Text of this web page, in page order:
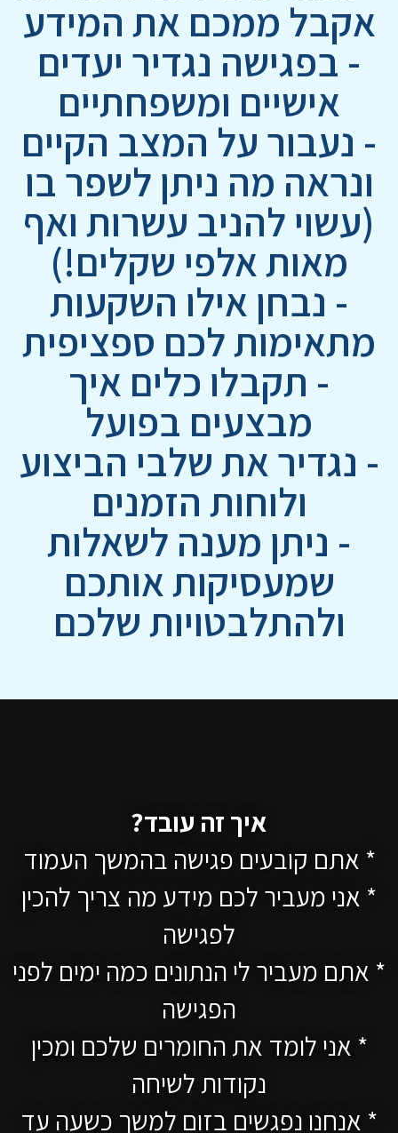
אקבל ממכם את המידע
- בפגישה נגדיר יעדים
אישיים ומשפחתיים
- נעבור על המצב הקיים
ונראה מה ניתן לשפר בו
(עשוי להניב עשרות ואף
מאות אלפי שקלים!)
- נבחן אילו השקעות
מתאימות לכם ספציפית
- תקבלו כלים איך
מבצעים בפועל
- נגדיר את שלבי הביצוע
ולוחות הזמנים
- ניתן מענה לשאלות
שמעסיקות אותכם
ולהתלבטויות שלכם
איך זה עובד?
* אתם קובעים פגישה בהמשך העמוד
* אני מעביר לכם מידע מה צריך להכין
לפגישה
* אתם מעביר לי הנתונים כמה ימים לפני
הפגישה
* אני לומד את החומרים שלכם ומכין
נקודות לשיחה
* אנחנו נפגשים בזום למשך כשעה עד